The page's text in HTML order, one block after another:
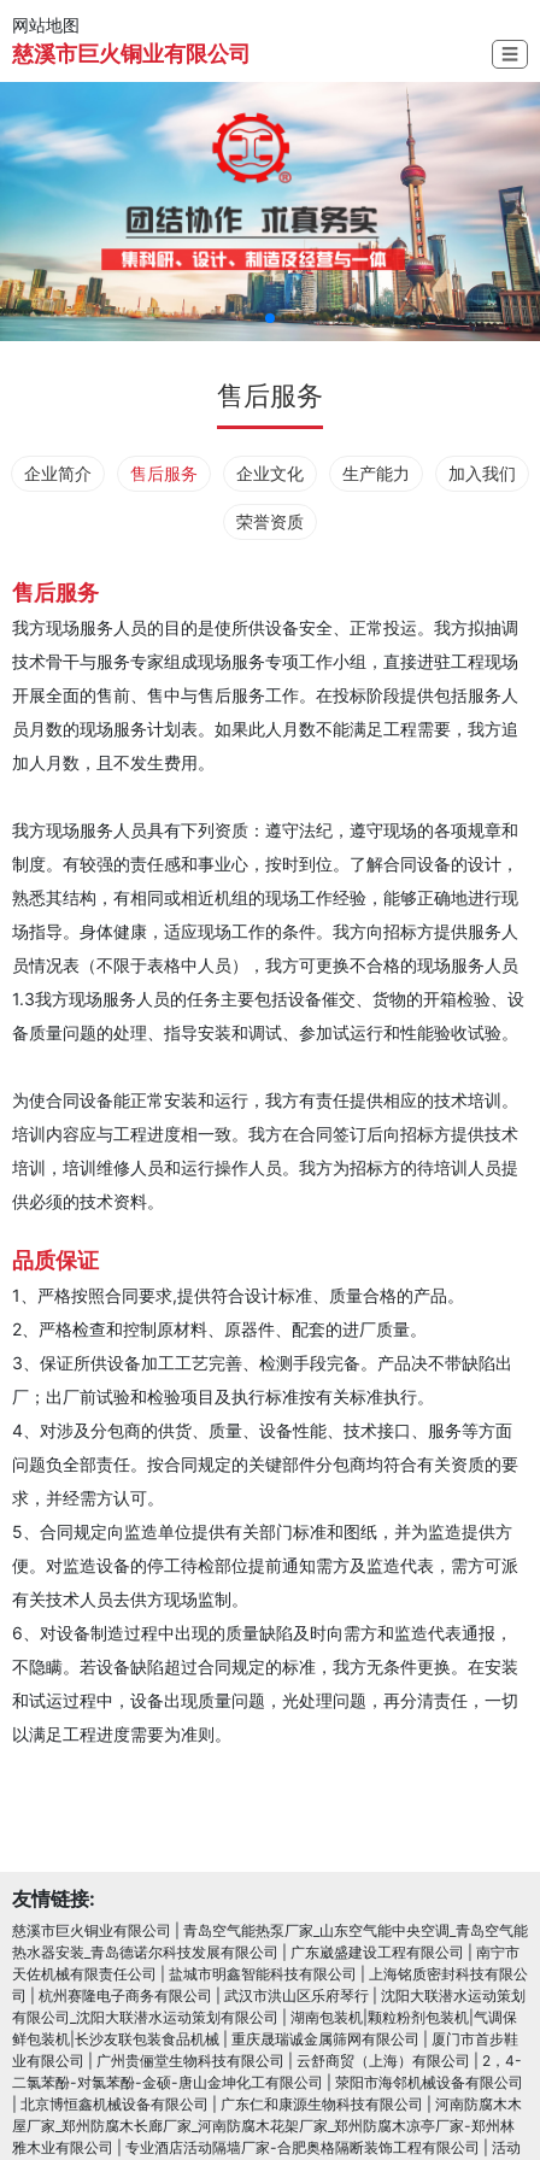
网站地图
慈溪市巨火铜业有限公司 ☰
售后服务
企业简介 售后服务 企业文化 生产能力 加入我们
荣誉资质
售后服务
我方现场服务人员的目的是使所供设备安全、正常投运。我方拟抽调
技术骨干与服务专家组成现场服务专项工作小组，直接进驻工程现场
开展全面的售前、售中与售后服务工作。在投标阶段提供包括服务人
员月数的现场服务计划表。如果此人月数不能满足工程需要，我方追
加人月数，且不发生费用。
我方现场服务人员具有下列资质：遵守法纪，遵守现场的各项规章和
制度。有较强的责任感和事业心，按时到位。了解合同设备的设计，
熟悉其结构，有相同或相近机组的现场工作经验，能够正确地进行现
场指导。身体健康，适应现场工作的条件。我方向招标方提供服务人
员情况表（不限于表格中人员），我方可更换不合格的现场服务人员
1.3我方现场服务人员的任务主要包括设备催交、货物的开箱检验、设
备质量问题的处理、指导安装和调试、参加试运行和性能验收试验。
为使合同设备能正常安装和运行，我方有责任提供相应的技术培训。
培训内容应与工程进度相一致。我方在合同签订后向招标方提供技术
培训，培训维修人员和运行操作人员。我方为招标方的待培训人员提
供必须的技术资料。
品质保证
1、严格按照合同要求,提供符合设计标准、质量合格的产品。
2、严格检查和控制原材料、原器件、配套的进厂质量。
3、保证所供设备加工工艺完善、检测手段完备。产品决不带缺陷出
厂；出厂前试验和检验项目及执行标准按有关标准执行。
4、对涉及分包商的供货、质量、设备性能、技术接口、服务等方面
问题负全部责任。按合同规定的关键部件分包商均符合有关资质的要
求，并经需方认可。
5、合同规定向监造单位提供有关部门标准和图纸，并为监造提供方
便。对监造设备的停工待检部位提前通知需方及监造代表，需方可派
有关技术人员去供方现场监制。
6、对设备制造过程中出现的质量缺陷及时向需方和监造代表通报，
不隐瞒。若设备缺陷超过合同规定的标准，我方无条件更换。在安装
和试运过程中，设备出现质量问题，光处理问题，再分清责任，一切
以满足工程进度需要为准则。
友情链接:
慈溪市巨火铜业有限公司
青岛空气能热泵厂家_山东空气能中央空调_青岛空气能
热水器安装_青岛德诺尔科技发展有限公司
广东崴盛建设工程有限公司
南宁市
天佐机械有限责任公司
盐城市明鑫智能科技有限公司
上海铭质密封科技有限公
司
杭州赛隆电子商务有限公司 武汉市洪山区乐府琴行
沈阳大联潜水运动策划
有限公司_沈阳大联潜水运动策划有限公司
湖南包装机|颗粒粉剂包装机|气调保
鲜包装机|长沙友联包装食品机械
重庆晟瑞诚金属筛网有限公司
厦门市首步鞋
业有限公司
广州贵俪堂生物科技有限公司 云舒商贸（上海）有限公司
2，4-
二氯苯酚-对氯苯酚-金硕-唐山金坤化工有限公司
荥阳市海邻机械设备有限公司
北京博恒鑫机械设备有限公司 广东仁和康源生物科技有限公司
河南防腐木木
屋厂家_郑州防腐木长廊厂家_河南防腐木花架厂家_郑州防腐木凉亭厂家-郑州林
雅木业有限公司
专业酒店活动隔墙厂家-合肥奥格隔断装饰工程有限公司
活动